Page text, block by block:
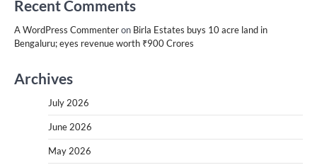
Recent Comments
A WordPress Commenteron Birla Estates buys 10 acre land in
Bengaluru; eyes revenue worth ₹900 Crores
Archives
July 2026
June 2026
May 2026